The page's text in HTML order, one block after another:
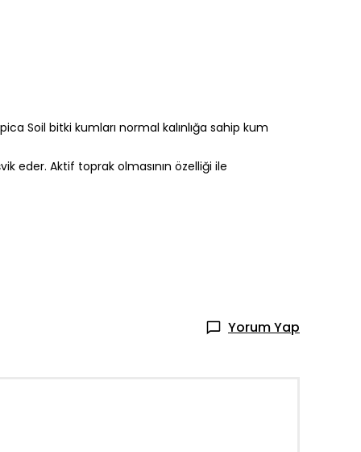
Soil bitki kumları normal kalınlığa sahip kum
eder. Aktif toprak olmasının özelliği ile
Yorum Yap